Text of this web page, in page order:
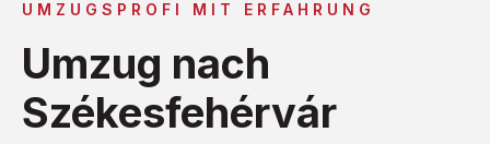
UMZUGSPROFI MIT ERFAHRUNG
Umzug nach
Székesfehérvár